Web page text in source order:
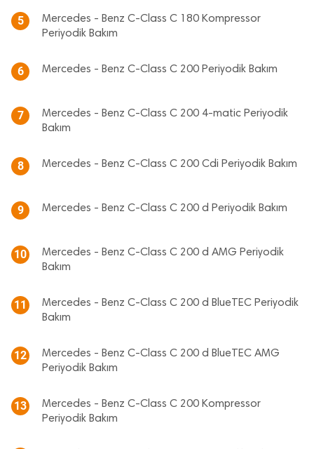
5
Mercedes - Benz C-Class C 180 Kompressor
Periyodik Bakım
6 Mercedes - Benz C-Class C 200 Periyodik Bakım
7
Mercedes - Benz C-Class C 200 4-matic Periyodik
Bakım
8 Mercedes - Benz C-Class C 200 Cdi Periyodik Bakım
9 Mercedes - Benz C-Class C 200 d Periyodik Bakım
10
Mercedes - Benz C-Class C 200 d AMG Periyodik
Bakım
11
Mercedes - Benz C-Class C 200 d BlueTEC Periyodik
Bakım
12
Mercedes - Benz C-Class C 200 d BlueTEC AMG
Periyodik Bakım
13
Mercedes - Benz C-Class C 200 Kompressor
Periyodik Bakım